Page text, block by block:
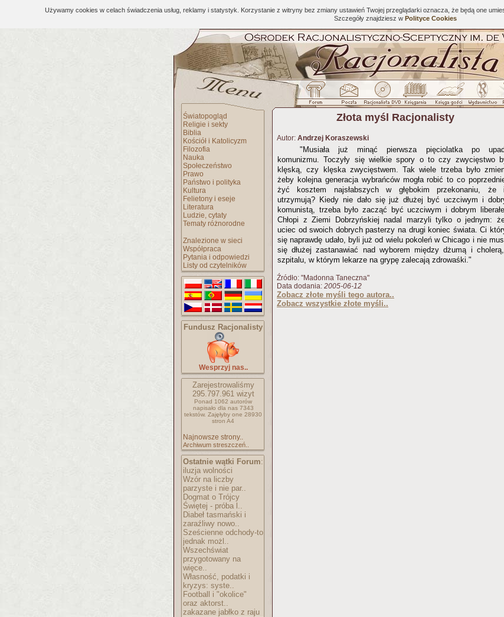
Używamy cookies w celach świadczenia usług, reklamy i statystyk. Korzystanie z witryny bez zmiany ustawień Twojej przeglądarki oznacza, że będą one
Szczegóły znajdziesz w Polityce Cookies
Światopogląd
Religie i sekty
Biblia
Kościół i Katolicyzm
Filozofia
Nauka
Społeczeństwo
Prawo
Państwo i polityka
Kultura
Felietony i eseje
Literatura
Ludzie, cytaty
Tematy różnorodne
Znalezione w sieci
Współpraca
Pytania i odpowiedzi
Listy od czytelników
Fundusz Racjonalisty
Wesprzyj nas..
Zarejestrowaliśmy
295.797.961wizyt
Ponad 1062 autorów
napisało dla nas 7343
tekstów. Zajęłyby one 28930
stron A4
Najnowsze strony..
Archiwum streszczeń..
Ostatnie wątki Forum:
iluzja wolności
Wzór na liczby
parzyste i nie par..
Dogmat o Trójcy
Świętej - próba l..
Diabeł tasmański i
zaraźliwy nowo..
Sześcienne odchody-to
jednak możl..
Wszechświat
przygotowany na
więce..
Własność, podatki i
kryzys: syste..
Football i "okolice"
oraz aktorst..
zakazane jabłko z raju
Złota myśl Racjonalisty
Autor: Andrzej Koraszewski
"Musiała już minąć pierwsza pięciolatka po
komunizmu. Toczyły się wielkie spory o to czy zwycięstwo
klęską, czy klęska zwycięstwem. Tak wiele trzeba było
żeby kolejna generacja wybrańców mogła robić to co
żyć kosztem najsłabszych w głębokim przekonaniu, że
utrzymują? Kiedy nie dało się już dłużej być uczciwym i
komunistą, trzeba było zacząć być uczciwym i dobrym
Chłopi z Ziemi Dobrzyńskiej nadal marzyli tylko o jednym:
uciec od swoich dobrych pasterzy na drugi koniec świata. Ci
się naprawdę udało, byli już od wielu pokoleń w Chicago i nie
się dłużej zastanawiać nad wyborem między dżumą i
szpitalu, w którym lekarze na grypę zalecają zdrowaśki."
Źródło: "Madonna Taneczna"
Data dodania: 2005-06-12
Zobacz złote myśli tego autora..
Zobacz wszystkie złote myśli..